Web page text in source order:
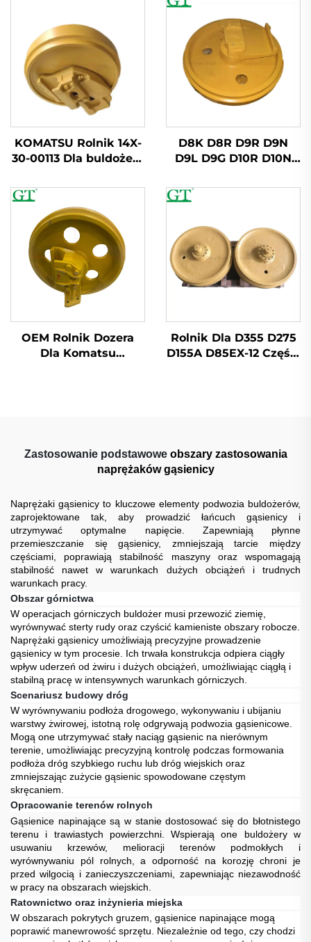
KOMATSU Rolnik 14X-
30-00113 Dla buldożera
D8K D8R D9R D9N
D9L D9G D10R D10N
Rolnik
OEM Rolnik Dozera
Dla Komatsu
Rolnik Dla D355 D275
D155A D85EX-12 Części
Zastosowanie podstawowe obszary zastosowania
naprężaków gąsienicy
Naprężaki gąsienicy to kluczowe elementy podwozia buldożerów,
zaprojektowane tak, aby prowadzić łańcuch gąsienicy i
utrzymywać optymalne napięcie. Zapewniają płynne
przemieszczanie się gąsienicy, zmniejszają tarcie między
częściami, poprawiają stabilność maszyny oraz wspomagają
stabilność nawet w warunkach dużych obciążeń i trudnych
warunkach pracy.
Obszar górnictwa
W operacjach górniczych buldożer musi przewozić ziemię,
wyrównywać sterty rudy oraz czyścić kamieniste obszary robocze.
Naprężaki gąsienicy umożliwiają precyzyjne prowadzenie
gąsienicy w tym procesie. Ich trwała konstrukcja odpiera ciągły
wpływ uderzeń od żwiru i dużych obciążeń, umożliwiając ciągłą i
stabilną pracę w intensywnych warunkach górniczych.
Scenariusz budowy dróg
W wyrównywaniu podłoża drogowego, wykonywaniu i ubijaniu
warstwy żwirowej, istotną rolę odgrywają podwozia gąsienicowe.
Mogą one utrzymywać stały naciąg gąsienic na nierównym
terenie, umożliwiając precyzyjną kontrolę podczas formowania
podłoża dróg szybkiego ruchu lub dróg wiejskich oraz
zmniejszając zużycie gąsienic spowodowane częstym
skręcaniem.
Opracowanie terenów rolnych
Gąsienice napinające są w stanie dostosować się do błotnistego
terenu i trawiastych powierzchni. Wspierają one buldożery w
usuwaniu krzewów, melioracji terenów podmokłych i
wyrównywaniu pól rolnych, a odporność na korozję chroni je
przed wilgocią i zanieczyszczeniami, zapewniając niezawodność
w pracy na obszarach wiejskich.
Ratownictwo oraz inżynieria miejska
W obszarach pokrytych gruzem, gąsienice napinające mogą
poprawić manewrowość sprzętu. Niezależnie od tego, czy chodzi